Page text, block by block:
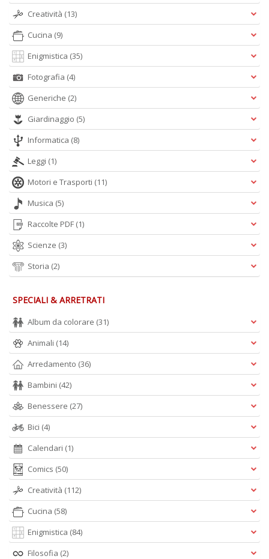
Creatività (13)
Cucina (9)
Enigmistica (35)
Fotografia (4)
Generiche (2)
Giardinaggio (5)
Informatica (8)
Leggi (1)
Motori e Trasporti (11)
Musica (5)
Raccolte PDF (1)
Scienze (3)
Storia (2)
SPECIALI & ARRETRATI
Album da colorare (31)
Animali (14)
Arredamento (36)
Bambini (42)
Benessere (27)
Bici (4)
Calendari (1)
Comics (50)
Creatività (112)
Cucina (58)
Enigmistica (84)
Filosofia (2)